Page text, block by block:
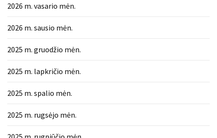
2026 m. vasario mėn.
2026 m. sausio mėn.
2025 m. gruodžio mėn.
2025 m. lapkričio mėn.
2025 m. spalio mėn.
2025 m. rugsėjo mėn.